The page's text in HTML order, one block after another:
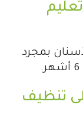
بمجرد
تنظيف